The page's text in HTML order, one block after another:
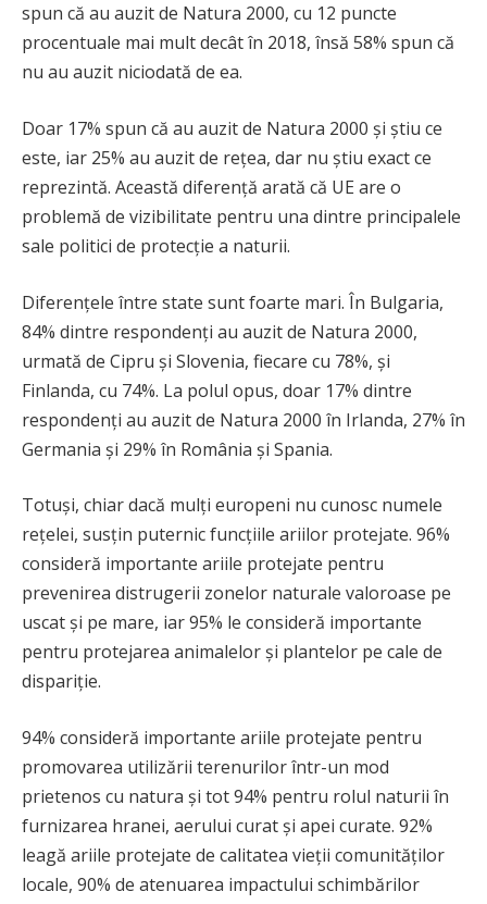
spun că au auzit de Natura 2000, cu 12 puncte
procentuale mai mult decât în 2018, însă 58% spun că
nu au auzit niciodată de ea.
Doar 17% spun că au auzit de Natura 2000 și știu ce
este, iar 25% au auzit de rețea, dar nu știu exact ce
reprezintă. Această diferență arată că UE are o
problemă de vizibilitate pentru una dintre principalele
sale politici de protecție a naturii.
Diferențele între state sunt foarte mari. În Bulgaria,
84% dintre respondenți au auzit de Natura 2000,
urmată de Cipru și Slovenia, fiecare cu 78%, și
Finlanda, cu 74%. La polul opus, doar 17% dintre
respondenți au auzit de Natura 2000 în Irlanda, 27% în
Germania și 29% în România și Spania.
Totuși, chiar dacă mulți europeni nu cunosc numele
rețelei, susțin puternic funcțiile ariilor protejate. 96%
consideră importante ariile protejate pentru
prevenirea distrugerii zonelor naturale valoroase pe
uscat și pe mare, iar 95% le consideră importante
pentru protejarea animalelor și plantelor pe cale de
dispariție.
94% consideră importante ariile protejate pentru
promovarea utilizării terenurilor într-un mod
prietenos cu natura și tot 94% pentru rolul naturii în
furnizarea hranei, aerului curat și apei curate. 92%
leagă ariile protejate de calitatea vieții comunităților
locale, 90% de atenuarea impactului schimbărilor